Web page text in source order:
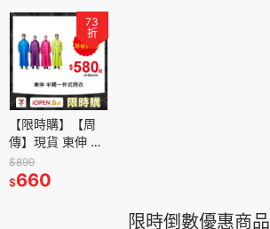
73
折
【限時購】【周
傳】現貨 東伸 旅
行者2代半開式背
包雨衣(套頭式)
$899
$660
限時倒數優惠商品